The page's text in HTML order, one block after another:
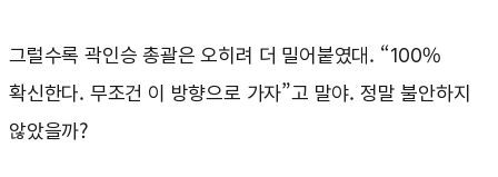
그럴수록 곽인승 총괄은 오히려 더 밀어붙였대. “100%
확신한다. 무조건 이 방향으로 가자”고 말야. 정말 불안하지
않았을까?